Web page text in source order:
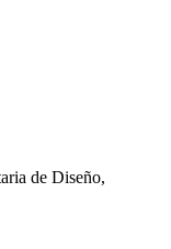
de Diseño,